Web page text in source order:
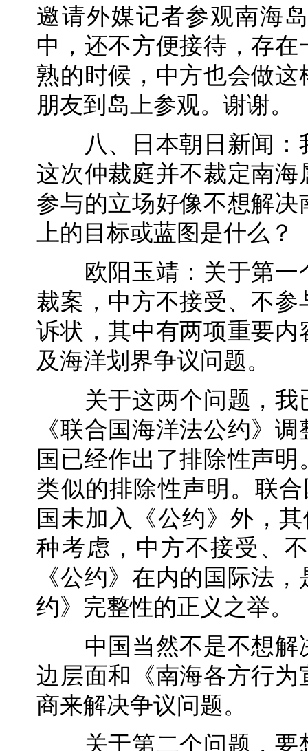
邀请外媒记者参观南海
中，还不方便接待，存
熟的时候，中方也会做
朋友到岛上参观。谢谢。
八、日本朝日新闻：
这次仲裁庭并不裁定南
参与的立场好像不想解
上的目标或蓝图是什么？
欧阳玉靖：关于第一
裁案，中方不接受、不
诉状，其中有两项重要
及海洋划界争议问题。
关于这两个问题，我
《联合国海洋法公约》
国已经作出了排除性声
类似的排除性声明。联
国未加入《公约》外，
种考虑，中方不接受、
《公约》在内的国际法
约》完整性的正义之举。
中国当然不是不想解
边层面和《南海各方行
商来解决争议问题。
关于第二个问题，要